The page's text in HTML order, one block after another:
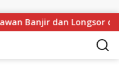
Banjir dan Longsor di